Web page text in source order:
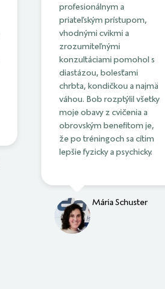
profesionálnym a
priateľským prístupom,
vhodnými cvikmi a
zrozumiteľnými
konzultáciami pomohol s
diastázou, bolesťami
chrbta, kondičkou a najmä
váhou. Bob rozptýlil všetky
moje obavy z cvičenia a
obrovským benefitom je,
že po tréningoch sa cítim
lepšie fyzicky a psychicky.
Mária Schuster